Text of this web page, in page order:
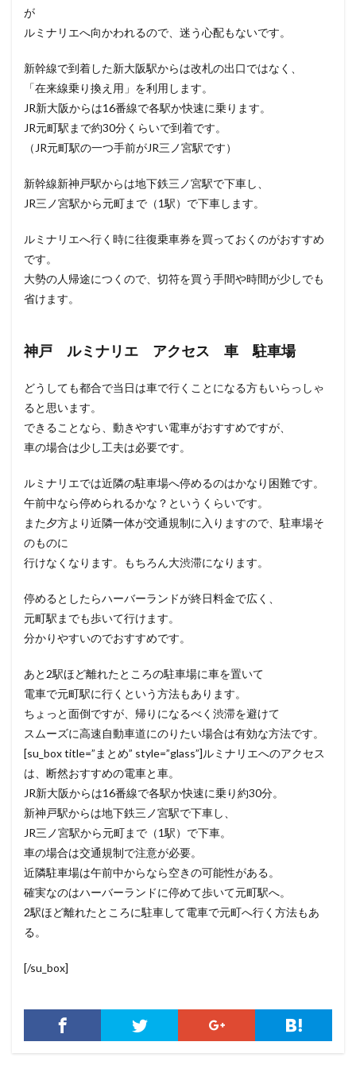
が
ルミナリエへ向かわれるので、迷う心配もないです。
新幹線で到着した新大阪駅からは改札の出口ではなく、
「在来線乗り換え用」を利用します。
JR新大阪からは16番線で各駅か快速に乗ります。
JR元町駅まで約30分くらいで到着です。
（JR元町駅の一つ手前がJR三ノ宮駅です）
新幹線新神戸駅からは地下鉄三ノ宮駅で下車し、
JR三ノ宮駅から元町まで（1駅）で下車します。
ルミナリエへ行く時に往復乗車券を買っておくのがおすすめ
です。
大勢の人帰途につくので、切符を買う手間や時間が少しでも
省けます。
神戸 ルミナリエ アクセス 車 駐車場
どうしても都合で当日は車で行くことになる方もいらっしゃ
ると思います。
できることなら、動きやすい電車がおすすめですが、
車の場合は少し工夫は必要です。
ルミナリエでは近隣の駐車場へ停めるのはかなり困難です。
午前中なら停められるかな？というくらいです。
また夕方より近隣一体が交通規制に入りますので、駐車場そ
のものに
行けなくなります。もちろん大渋滞になります。
停めるとしたらハーバーランドが終日料金で広く、
元町駅までも歩いて行けます。
分かりやすいのでおすすめです。
あと2駅ほど離れたところの駐車場に車を置いて
電車で元町駅に行くという方法もあります。
ちょっと面倒ですが、帰りになるべく渋滞を避けて
スムーズに高速自動車道にのりたい場合は有効な方法です。
[su_box title=”まとめ” style=”glass”]ルミナリエへのアクセス
は、断然おすすめの電車と車。
JR新大阪からは16番線で各駅か快速に乗り約30分。
新神戸駅からは地下鉄三ノ宮駅で下車し、
JR三ノ宮駅から元町まで（1駅）で下車。
車の場合は交通規制で注意が必要。
近隣駐車場は午前中からなら空きの可能性がある。
確実なのはハーバーランドに停めて歩いて元町駅へ。
2駅ほど離れたところに駐車して電車で元町へ行く方法もあ
る。
[/su_box]